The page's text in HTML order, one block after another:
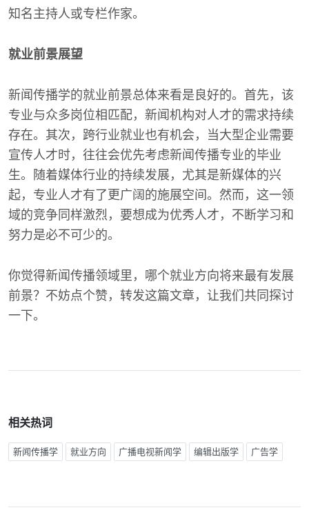
知名主持人或专栏作家。
就业前景展望
新闻传播学的就业前景总体来看是良好的。首先，该
专业与众多岗位相匹配，新闻机构对人才的需求持续
存在。其次，跨行业就业也有机会，当大型企业需要
宣传人才时，往往会优先考虑新闻传播专业的毕业
生。随着媒体行业的持续发展，尤其是新媒体的兴
起，专业人才有了更广阔的施展空间。然而，这一领
域的竞争同样激烈，要想成为优秀人才，不断学习和
努力是必不可少的。
你觉得新闻传播领域里，哪个就业方向将来最有发展
前景？不妨点个赞，转发这篇文章，让我们共同探讨
一下。
相关热词
新闻传播学 就业方向 广播电视新闻学 编辑出版学 广告学